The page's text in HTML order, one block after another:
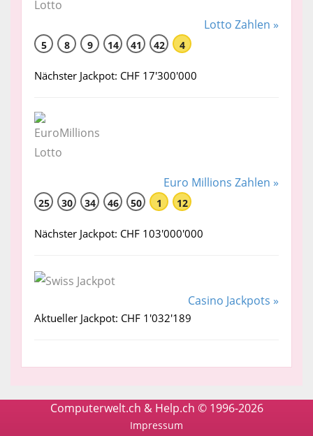
Lotto Zahlen »
5 8 9 14 41 42 4
Nächster Jackpot: CHF 17'300'000
Euro Millions Zahlen »
25 30 34 46 50 1 12
Nächster Jackpot: CHF 103'000'000
Casino Jackpots »
Aktueller Jackpot: CHF 1'032'189
Computerwelt.ch & Help.ch © 1996-2026
Impressum